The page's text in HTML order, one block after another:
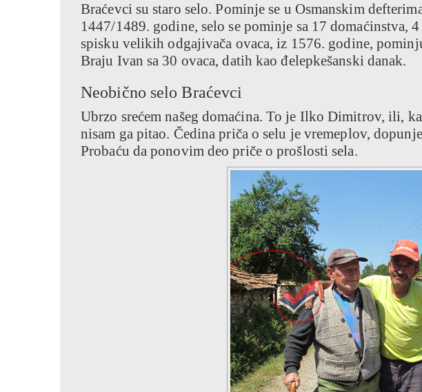
Braćevci su staro selo. Pominje se u Osmanskim
1447/1489. godine, selo se pominje sa 17 domaćinstva,
spisku velikih odgajivača ovaca, iz 1576. godine,
Braju Ivan sa 30 ovaca, datih kao đelepkešanski danak.
Neobično selo Braćevci
Ubrzo srećem našeg domaćina. To je Ilko Dimitrov, ili,
nisam ga pitao. Čedina priča o selu je vremeplov,
Probaću da ponovim deo priče o prošlosti sela.